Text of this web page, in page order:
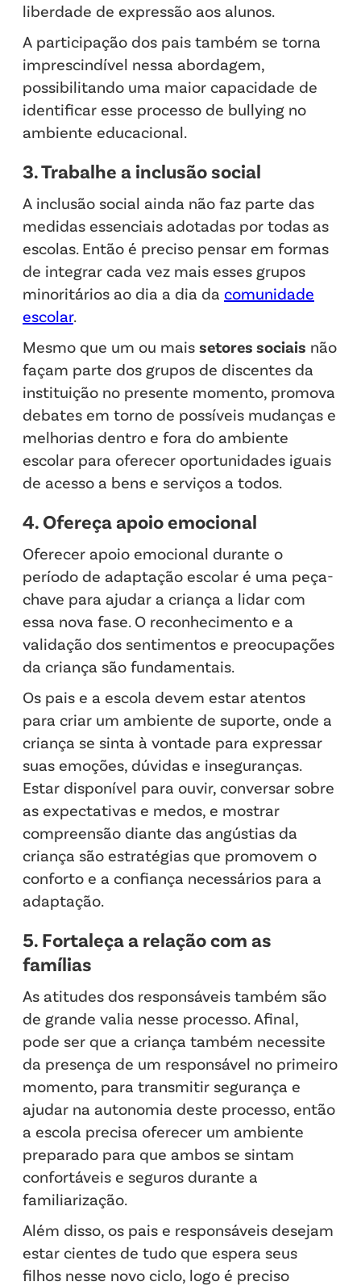
liberdade de expressão aos alunos.
A participação dos pais também se torna
imprescindível nessa abordagem,
possibilitando uma maior capacidade de
identificar esse processo de bullying no
ambiente educacional.
3. Trabalhe a inclusão social
A inclusão social ainda não faz parte das
medidas essenciais adotadas por todas as
escolas. Então é preciso pensar em formas
de integrar cada vez mais esses grupos
minoritários ao dia a dia da comunidade
escolar.
Mesmo que um ou mais setores sociais não
façam parte dos grupos de discentes da
instituição no presente momento, promova
debates em torno de possíveis mudanças e
melhorias dentro e fora do ambiente
escolar para oferecer oportunidades iguais
de acesso a bens e serviços a todos.
4. Ofereça apoio emocional
Oferecer apoio emocional durante o
período de adaptação escolar é uma peça-
chave para ajudar a criança a lidar com
essa nova fase. O reconhecimento e a
validação dos sentimentos e preocupações
da criança são fundamentais.
Os pais e a escola devem estar atentos
para criar um ambiente de suporte, onde a
criança se sinta à vontade para expressar
suas emoções, dúvidas e inseguranças.
Estar disponível para ouvir, conversar sobre
as expectativas e medos, e mostrar
compreensão diante das angústias da
criança são estratégias que promovem o
conforto e a confiança necessários para a
adaptação.
5. Fortaleça a relação com as
famílias
As atitudes dos responsáveis também são
de grande valia nesse processo. Afinal,
pode ser que a criança também necessite
da presença de um responsável no primeiro
momento, para transmitir segurança e
ajudar na autonomia deste processo, então
a escola precisa oferecer um ambiente
preparado para que ambos se sintam
confortáveis e seguros durante a
familiarização.
Além disso, os pais e responsáveis desejam
estar cientes de tudo que espera seus
filhos nesse novo ciclo, logo é preciso